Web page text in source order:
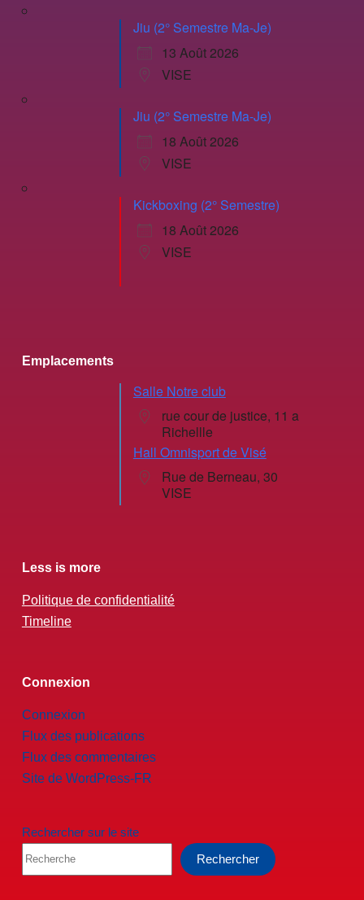
Jiu (2° Semestre Ma-Je)
13 Août 2026
VISE
Jiu (2° Semestre Ma-Je)
18 Août 2026
VISE
Kickboxing (2° Semestre)
18 Août 2026
VISE
Emplacements
Salle Notre club
rue cour de justice, 11 a
Richellle
Hall Omnisport de Visé
Rue de Berneau, 30
VISE
Less is more
Politique de confidentialité
Timeline
Connexion
Connexion
Flux des publications
Flux des commentaires
Site de WordPress-FR
Rechercher sur le site
Rechercher